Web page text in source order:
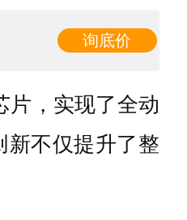
询底价
片，实现了全动
新不仅提升了整